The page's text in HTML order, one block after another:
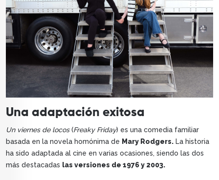
Una adaptación exitosa
Un viernes de locos(Freaky Friday) es una comedia familiar
basada en la novela homónima de Mary Rodgers. La historia
ha sido adaptada al cine en varias ocasiones, siendo las dos
más destacadas las versiones de 1976 y 2003.